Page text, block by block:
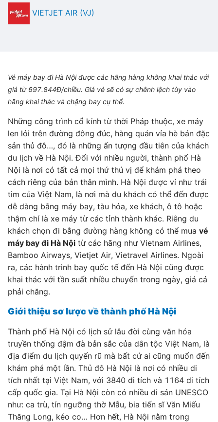
VIETJET AIR (VJ)
Vé máy bay đi Hà Nội được các hãng hàng không khai thác với
giá từ 697.844Đ/chiều. Giá vé sẽ có sự chênh lệch tùy vào
hãng khai thác và chặng bay cụ thể.
Những công trình cổ kính từ thời Pháp thuộc, xe máy
len lỏi trên đường đông đúc, hàng quán vỉa hè bán đặc
sản thủ đô…, đó là những ấn tượng đầu tiên của khách
du lịch về Hà Nội. Đối với nhiều người, thành phố Hà
Nội là nơi có tất cả mọi thứ thú vị để khám phá theo
cách riêng của bản thân mình. Hà Nội được ví như trái
tim của Việt Nam, là nơi mà du khách có thể đến được
dễ dàng bằng máy bay, tàu hỏa, xe khách, ô tô hoặc
thậm chí là xe máy từ các tỉnh thành khác. Riêng du
khách chọn đi bằng đường hàng không có thể mua vé
máy bay đi Hà Nội từ các hãng như Vietnam Airlines,
Bamboo Airways, Vietjet Air, Vietravel Airlines. Ngoài
ra, các hành trình bay quốc tế đến Hà Nội cũng được
khai thác với tần suất nhiều chuyến trong ngày, giá cả
phải chăng.
Giới thiệu sơ lược về thành phố Hà Nội
Thành phố Hà Nội có lịch sử lâu đời cùng văn hóa
truyền thống đậm đà bản sắc của dân tộc Việt Nam, là
địa điểm du lịch quyến rũ mà bất cứ ai cũng muốn đến
khám phá một lần. Thủ đô Hà Nội là nơi có nhiều di
tích nhất tại Việt Nam, với 3840 di tích và 1164 di tích
cấp quốc gia. Tại Hà Nội còn có nhiều di sản UNESCO
như: ca trù, tín ngưỡng thờ Mẫu, bia tiến sĩ Văn Miếu
Thăng Long, kéo co… Hơn hết, Hà Nội nằm trong